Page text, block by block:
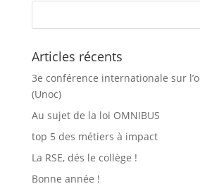
Articles récents
3e conférence internationale sur
(Unoc)
Au sujet de la loi OMNIBUS
top 5 des métiers à impact
La RSE, dés le collège !
Bonne année !